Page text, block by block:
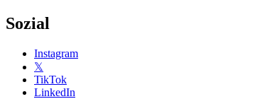
Sozial
Instagram
𝕏
TikTok
LinkedIn